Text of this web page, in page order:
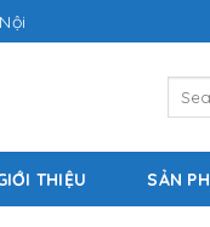
THIỆU SẢN